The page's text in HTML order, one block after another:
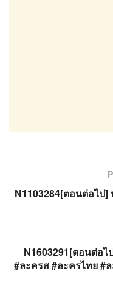
N1103284[ตอนต่อไป]
N1603291[ตอนต่อ
#ละครส #ละครไทย #